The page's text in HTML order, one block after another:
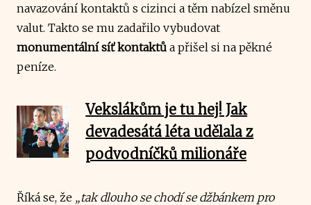
navazování kontaktů s cizinci a těm nabízel směnu
valut. Takto se mu zadařilo vybudovat
monumentální síť kontaktů a přišel si na pěkné
peníze.
Vekslákům je tu hej! Jak
devadesátá léta udělala z
podvodníčků milionáře
Říká se, že „tak dlouho se chodí se džbánkem pro